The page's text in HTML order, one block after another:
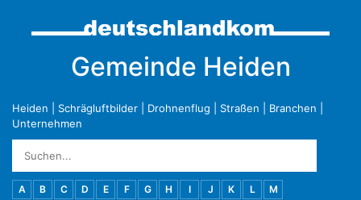
Gemeinde Heiden
Heiden Schrägluftbilder Drohnenflug Straßen Branchen
Unternehmen
A B C D E F G H I J K L
M